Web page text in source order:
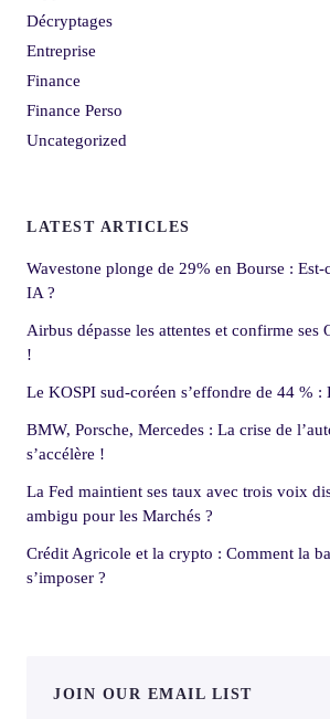
Décryptages
Entreprise
Finance
Finance Perso
Uncategorized
LATEST ARTICLES
Wavestone plonge de 29% en Bourse :
IA ?
Airbus dépasse les attentes et confirme ses
!
Le KOSPI sud-coréen s’effondre de 44 % :
BMW, Porsche, Mercedes : La crise de
s’accélère !
La Fed maintient ses taux avec trois voix
ambigu pour les Marchés ?
Crédit Agricole et la crypto : Comment la
s’imposer ?
JOIN OUR EMAIL LIST